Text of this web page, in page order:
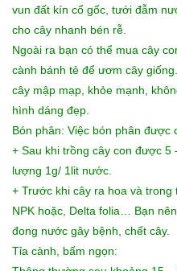
vun đất kín cổ gốc, tưới đẫm
cho cây nhanh bén rễ.
Ngoài ra bạn có thể mua cây
cành bánh tẻ để ươm cây
cây mập mạp, khỏe mạnh,
hình dáng đẹp.
Bón phân: Việc bón phân được
+ Sau khi trồng cây con được 5
lượng 1g/ 1lit nước.
+ Trước khi cây ra hoa và
NPK hoặc, Delta folia… Bạn
đong nước gây bệnh, chết cây.
Tỉa cành, bấm ngọn: